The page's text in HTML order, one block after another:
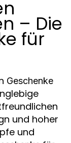
– Die
für
Geschenke
und hoher
und